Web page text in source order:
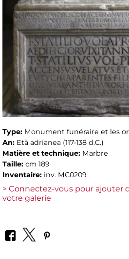
Type: Monument funéraire et les
An: Età adrianea (117-138 d.C.)
Matière et technique: Marbre
Taille: cm 189
Inventaire: inv. MC0209
> Connectez-vous pour ajouter
votre galerie